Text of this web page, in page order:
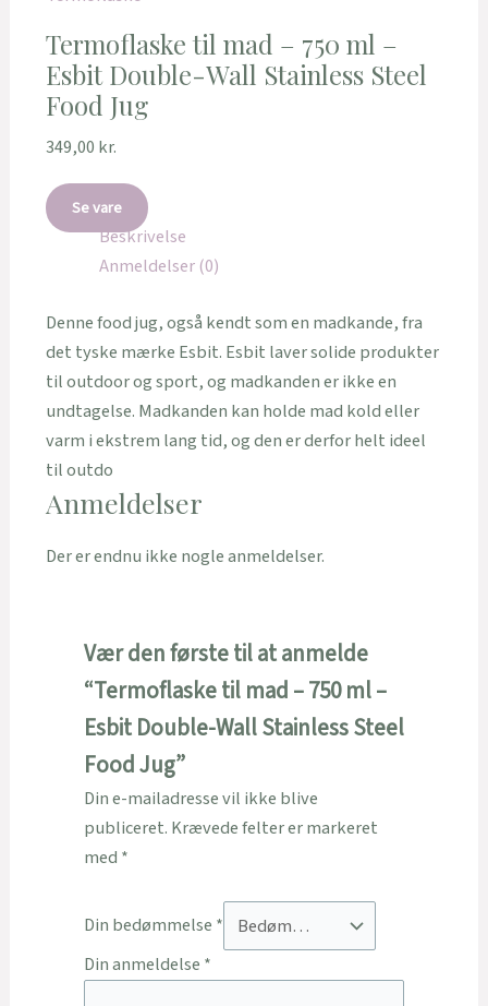
Termoflaske til mad – 750 ml –
Esbit Double-Wall Stainless Steel
Food Jug
349,00 kr.
Se vare
Beskrivelse
Anmeldelser (0)
Denne food jug, også kendt som en madkande, fra
det tyske mærke Esbit. Esbit laver solide produkter
til outdoor og sport, og madkanden er ikke en
undtagelse. Madkanden kan holde mad kold eller
varm i ekstrem lang tid, og den er derfor helt ideel
til outdo
Anmeldelser
Der er endnu ikke nogle anmeldelser.
Vær den første til at anmelde
“Termoflaske til mad – 750 ml –
Esbit Double-Wall Stainless Steel
Food Jug”
Din e-mailadresse vil ikke blive
publiceret. Krævede felter er markeret
med *
Din bedømmelse *
Din anmeldelse *